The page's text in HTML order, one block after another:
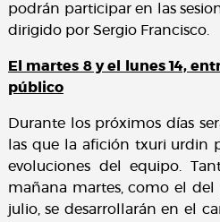
podrán participar en las
dirigido por Sergio Francisco.
El martes 8 y el lunes 14,
público
Durante los próximos días
las que la afición txuri urdin
evoluciones del equipo.
mañana martes, como el del
julio, se desarrollarán en el